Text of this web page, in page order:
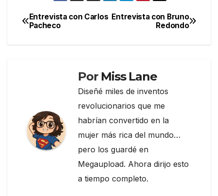
e
b
er gr p
Navegación Entrevista con Bruno
Redondo
Entrevista con Carlos
Pacheco
Por Miss Lane
Diseñé miles de inventos
revolucionarios que me
habrían convertido en la
mujer más rica del mundo…
pero los guardé en
Megaupload. Ahora dirijo esto
a tiempo completo.